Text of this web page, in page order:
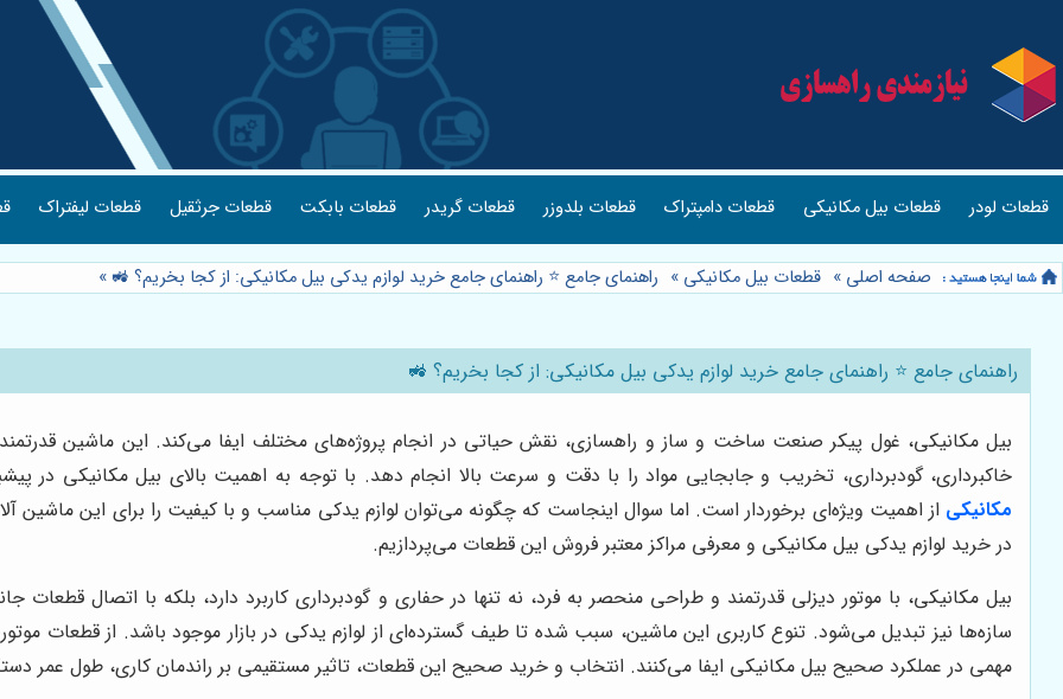
قطعات لودر قطعات بیل مکانیکی قطعات دامپتراک قطعات بلدوزر قطعات گریدر قطعات بابکت قطعات جرثقیل قطعات لیفتراک
صفحه اصلی » قطعات بیل مکانیکی » راهنمای جامع ⭐️ راهنمای جامع خرید لوازم یدکی بیل مکانیکی: از کجا بخریم؟ 🚜 »
راهنمای جامع ⭐️ راهنمای جامع خرید لوازم یدکی بیل مکانیکی: از کجا بخریم؟ 🚜
بیل مکانیکی، غول پیکر صنعت ساخت و ساز و راهسازی، نقش حیاتی در انجام پروژه‌های مختلف ایفا می‌کند. این ماشین قدرتمند
خاکبرداری، گودبرداری، تخریب و جابجایی مواد را با دقت و سرعت بالا انجام دهد. با توجه به اهمیت بالای بیل مکانیکی در
مکانیکی از اهمیت ویژه‌ای برخوردار است. اما سوال اینجاست که چگونه می‌توان لوازم یدکی مناسب و با کیفیت را برای این ماشین
در خرید لوازم یدکی بیل مکانیکی و معرفی مراکز معتبر فروش این قطعات می‌پردازیم.
بیل مکانیکی، با موتور دیزلی قدرتمند و طراحی منحصر به فرد، نه تنها در حفاری و گودبرداری کاربرد دارد، بلکه با اتصال
سازه‌ها نیز تبدیل می‌شود. تنوع کاربری این ماشین، سبب شده تا طیف گسترده‌ای از لوازم یدکی در بازار موجود باشد. از قطعات
مهمی در عملکرد صحیح بیل مکانیکی ایفا می‌کنند. انتخاب و خرید صحیح این قطعات، تاثیر مستقیمی بر راندمان کاری، طول عمر